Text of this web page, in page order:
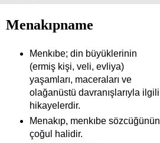
Menakıpname
Menkıbe; din büyüklerinin
(ermiş kişi, veli, evliya)
yaşamları, maceraları ve
olağanüstü davranışlarıyla ilgili
hikayelerdir.
Menakıp, menkıbe sözcüğünün
çoğul halidir.